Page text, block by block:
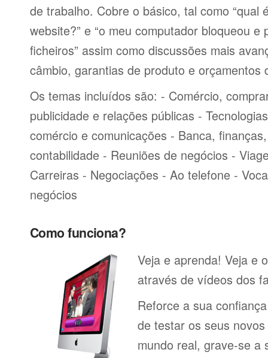
de trabalho. Cobre o básico, tal como “qual
website?” e “o meu computador bloqueou e
ficheiros” assim como discussões mais
câmbio, garantias de produto e orçamentos
Os temas incluídos são: - Comércio,
publicidade e relações públicas -
comércio e comunicações - Banca,
contabilidade - Reuniões de negócios -
Carreiras - Negociações - Ao telefone -
negócios
Como funciona?
Veja e aprenda! Veja e
através de vídeos dos
Reforce a sua
de testar os seus
mundo real, grave-se a